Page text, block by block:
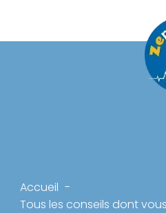
Accueil
Tous les conseils dont